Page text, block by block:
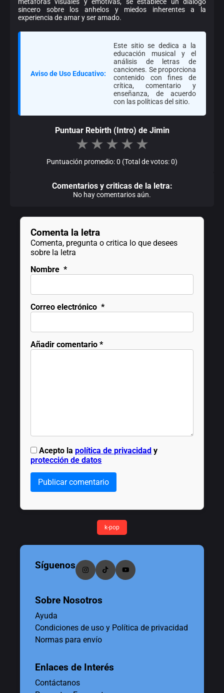
sincero sobre los anhelos y miedos inherentes a la
experiencia de amar y ser amado.
Aviso de Uso Educativo:
Este sitio se dedica a la
educación musical y el
análisis de letras de
canciones. Se proporciona
contenido con fines de
crítica, comentario y
enseñanza, de acuerdo
con las políticas del sitio.
Puntuar Rebirth (Intro) de Jimin
★ ★ ★ ★ ★
Puntuación promedio: 0 (Total de votos: 0)
Comentarios y criticas de la letra:
No hay comentarios aún.
Comenta la letra
Comenta, pregunta o critica lo que desees
sobre la letra
Nombre *
Correo electrónico *
Añadir comentario *
Acepto lapolítica de privacidad y
protección de datos
Publicar comentario
k-pop
Síguenos
Sobre Nosotros
Ayuda
Condiciones de uso y Política de privacidad
Normas para envío
Enlaces de Interés
Contáctanos